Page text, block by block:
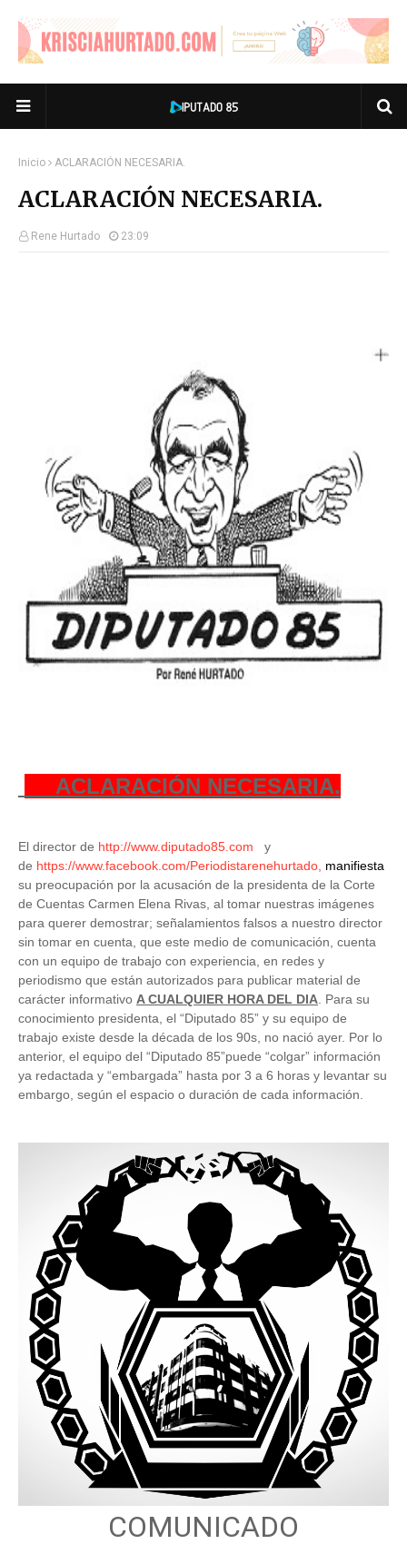
Inicio ACLARACIÓN NECESARIA.
ACLARACIÓN NECESARIA.
Rene Hurtado 23:09
ACLARACIÓN NECESARIA.
El director de http://www.diputado85.com y
de https://www.facebook.com/Periodistarenehurtado, manifiesta
su preocupación por la acusación de la presidenta de la Corte
de Cuentas Carmen Elena Rivas, al tomar nuestras imágenes
para querer demostrar; señalamientos falsos a nuestro director
sin tomar en cuenta, que este medio de comunicación, cuenta
con un equipo de trabajo con experiencia, en redes y
periodismo que están autorizados para publicar material de
carácter informativo A CUALQUIER HORA DEL DIA. Para su
conocimiento presidenta, el “Diputado 85” y su equipo de
trabajo existe desde la década de los 90s, no nació ayer. Por lo
anterior, el equipo del “Diputado 85”puede “colgar” información
ya redactada y “embargada” hasta por 3 a 6 horas y levantar su
embargo, según el espacio o duración de cada información.
COMUNICADO